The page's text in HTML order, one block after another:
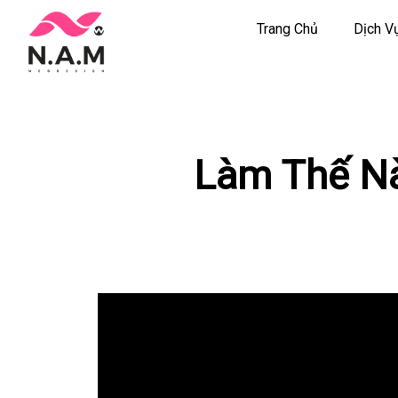
Chuyển
tới
Trang Chủ Dịch
Làm Thế